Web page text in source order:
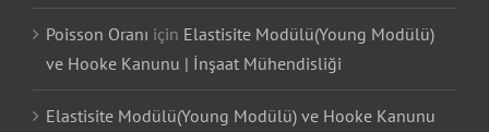
Poisson Oranı için Elastisite Modülü(Young Modülü)
ve Hooke Kanunu | İnşaat Mühendisliği
Elastisite Modülü(Young Modülü) ve Hooke Kanunu